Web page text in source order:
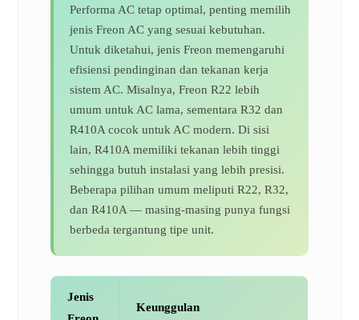
Performa AC tetap optimal, penting memilih
jenis Freon AC yang sesuai kebutuhan.
Untuk diketahui, jenis Freon memengaruhi
efisiensi pendinginan dan tekanan kerja
sistem AC. Misalnya, Freon R22 lebih
umum untuk AC lama, sementara R32 dan
R410A cocok untuk AC modern. Di sisi
lain, R410A memiliki tekanan lebih tinggi
sehingga butuh instalasi yang lebih presisi.
Beberapa pilihan umum meliputi R22, R32,
dan R410A — masing-masing punya fungsi
berbeda tergantung tipe unit.
Jenis
Keunggulan